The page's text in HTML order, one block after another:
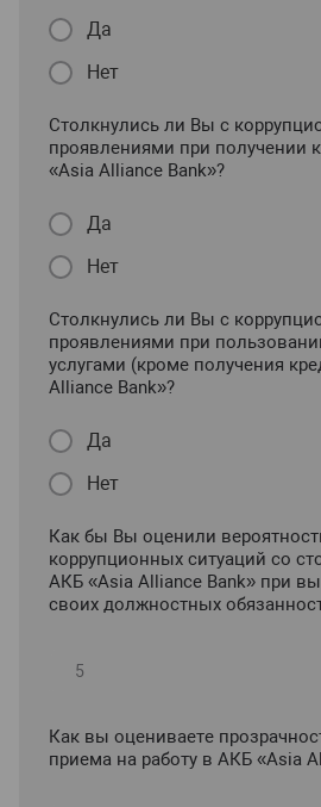
Да
Нет
Столкнулись ли Вы с
проявлениями при получении
«Asia Alliance Bank»?
Да
Нет
Столкнулись ли Вы с
проявлениями при
услугами (кроме получения
Alliance Bank»?
Да
Нет
Как бы Вы оценили
коррупционных ситуаций со
АКБ «Asia Alliance Bank» при
своих должностных
Как вы оцениваете
приема на работу в АКБ «Asia